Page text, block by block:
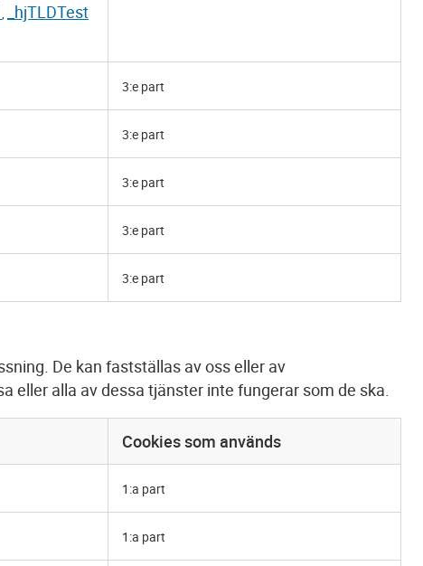
, _hjTLDTest
3:e part
3:e part
3:e part
3:e part
3:e part
De kan fastställas av oss eller av
eller alla av dessa tjänster inte fungerar som de ska.
Cookies som används
1:a part
1:a part